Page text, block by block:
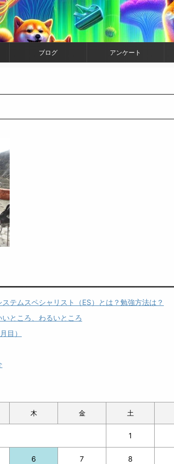
ブログ アンケート
テムスペシャリスト（ES）とは？勉強方法は？
ところ、わるいところ
目）
木 金 土
1
6 7 8